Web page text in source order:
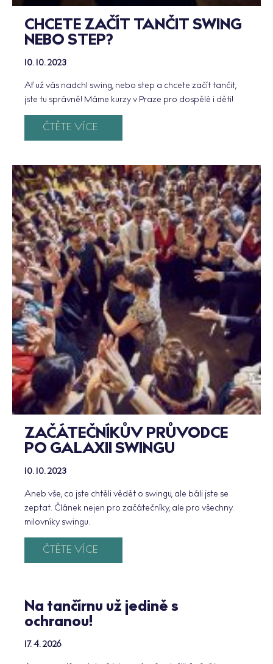
CHCETE ZAČÍT TANČIT SWING
NEBO STEP?
10. 10. 2023
Ať už vás nadchl swing, nebo step a chcete začít tančit,
jste tu správně! Máme kurzy v Praze pro dospělé i děti!
ČTĚTE VÍCE
ZAČÁTEČNÍKŮV PRŮVODCE
PO GALAXII SWINGU
10. 10. 2023
Aneb vše, co jste chtěli vědět o swingu, ale báli jste se
zeptat. Článek nejen pro začátečníky, ale pro všechny
milovníky swingu.
ČTĚTE VÍCE
Na tančírnu už jedině s
ochranou!
17. 4. 2026